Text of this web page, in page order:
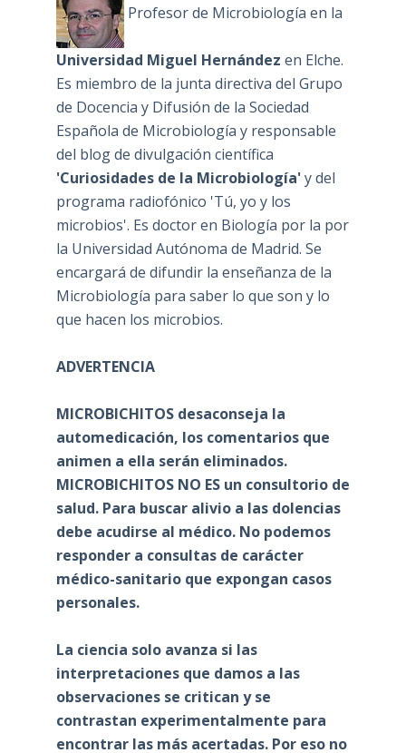
Profesor de Microbiología en la
Universidad Miguel Hernández en Elche.
Es miembro de la junta directiva del Grupo
de Docencia y Difusión de la Sociedad
Española de Microbiología y responsable
del blog de divulgación científica
'Curiosidades de la Microbiología'y del
programa radiofónico 'Tú, yo y los
microbios'. Es doctor en Biología por la por
la Universidad Autónoma de Madrid. Se
encargará de difundir la enseñanza de la
Microbiología para saber lo que son y lo
que hacen los microbios.
ADVERTENCIA
MICROBICHITOS desaconseja la
automedicación, los comentarios que
animen a ella serán eliminados.
MICROBICHITOS NO ES un consultorio de
salud. Para buscar alivio a las dolencias
debe acudirse al médico. No podemos
responder a consultas de carácter
médico-sanitario que expongan casos
personales.
La ciencia solo avanza si las
interpretaciones que damos a las
observaciones se critican y se
contrastan experimentalmente para
encontrar las más acertadas. Por eso no